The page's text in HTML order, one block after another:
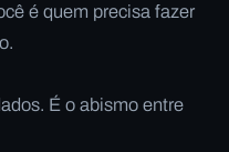
é quem precisa fazer
É o abismo entre